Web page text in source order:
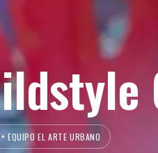
EQUIPO EL ARTE URBANO